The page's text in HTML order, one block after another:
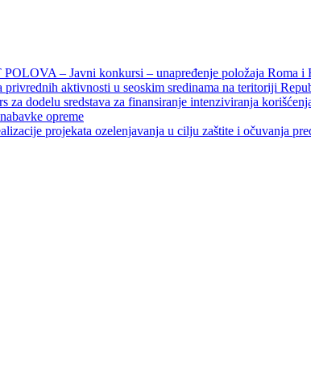
– Javni konkursi – unapređenje položaja Roma i
aktivnosti u seoskim sredinama na teritoriji
sredstava za finansiranje intenziviranja
opreme
projekata ozelenjavanja u cilju zaštite i očuvanja